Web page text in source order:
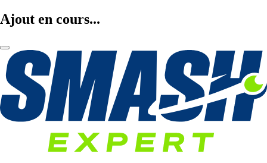
Ajout en cours...